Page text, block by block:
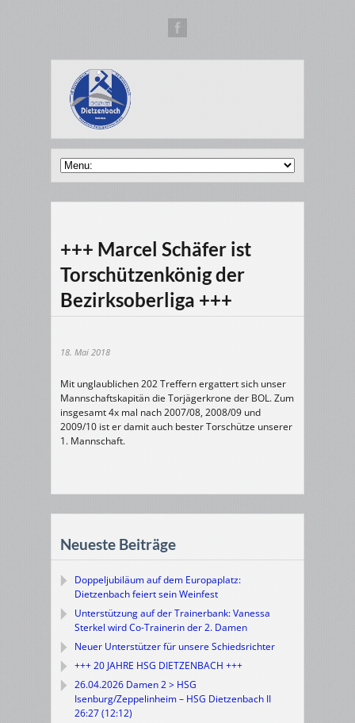
+++ Marcel Schäfer ist
Torschützenkönig der
Bezirksoberliga +++
18. Mai 2018
Mit unglaublichen 202 Treffern ergattert sich unser
Mannschaftskapitän die Torjägerkrone der BOL. Zum
insgesamt 4x mal nach 2007/08, 2008/09 und
2009/10 ist er damit auch bester Torschütze unserer
1. Mannschaft.
Neueste Beiträge
Doppeljubiläum auf dem Europaplatz:
Dietzenbach feiert sein Weinfest
Unterstützung auf der Trainerbank: Vanessa
Sterkel wird Co-Trainerin der 2. Damen
Neuer Unterstützer für unsere Schiedsrichter
+++ 20 JAHRE HSG DIETZENBACH +++
26.04.2026 Damen 2 > HSG
Isenburg/Zeppelinheim – HSG Dietzenbach II
26:27 (12:12)